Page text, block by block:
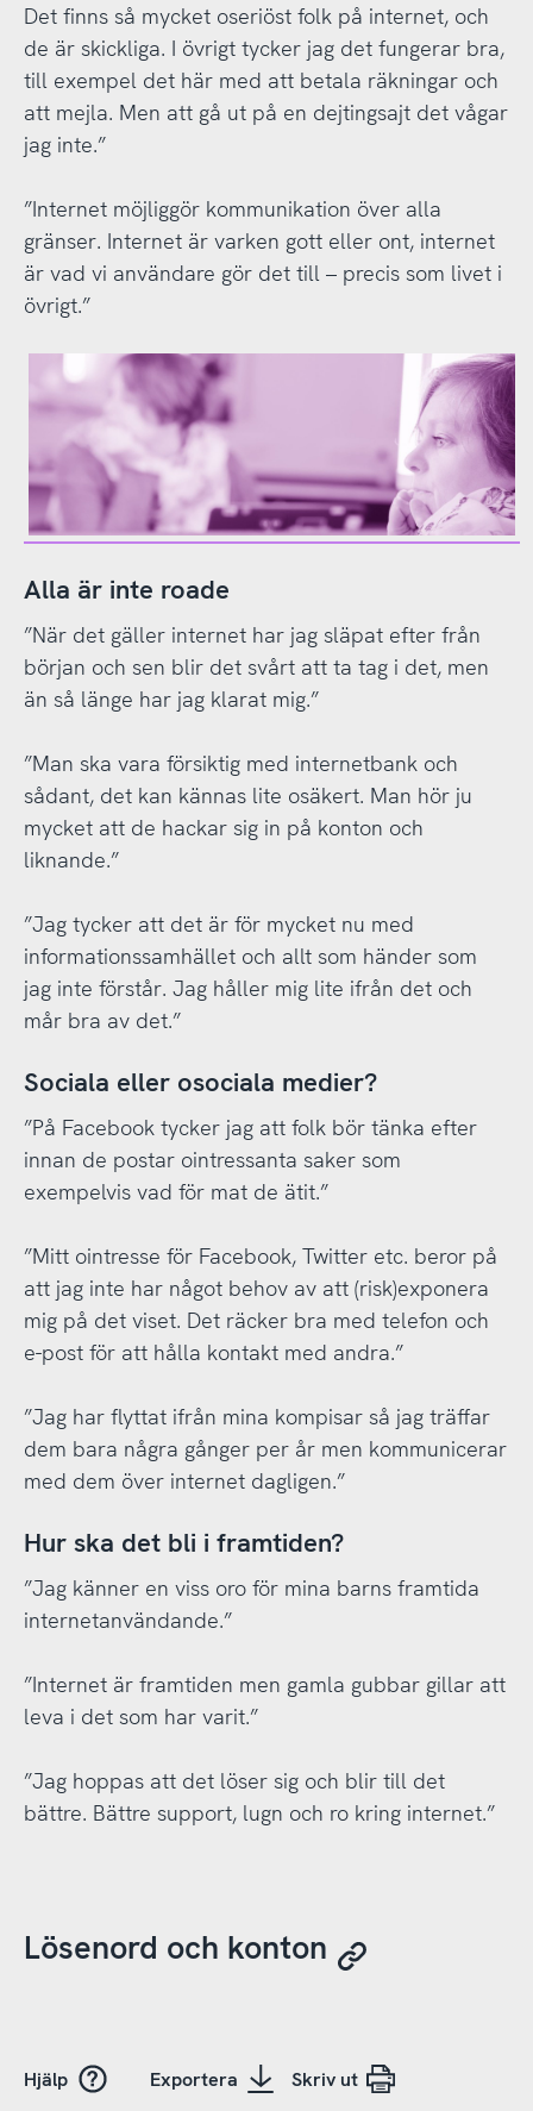
Det finns så mycket oseriöst folk på internet, och
de är skickliga. I övrigt tycker jag det fungerar bra,
till exempel det här med att betala räkningar och
att mejla. Men att gå ut på en dejtingsajt det vågar
jag inte.”
”Internet möjliggör kommunikation över alla
gränser. Internet är varken gott eller ont, internet
är vad vi användare gör det till – precis som livet i
övrigt.”
Alla är inte roade
”När det gäller internet har jag släpat efter från
början och sen blir det svårt att ta tag i det, men
än så länge har jag klarat mig.”
”Man ska vara försiktig med internetbank och
sådant, det kan kännas lite osäkert. Man hör ju
mycket att de hackar sig in på konton och
liknande.”
”Jag tycker att det är för mycket nu med
informationssamhället och allt som händer som
jag inte förstår. Jag håller mig lite ifrån det och
mår bra av det.”
Sociala eller osociala medier?
”På Facebook tycker jag att folk bör tänka efter
innan de postar ointressanta saker som
exempelvis vad för mat de ätit.”
”Mitt ointresse för Facebook, Twitter etc. beror på
att jag inte har något behov av att (risk)exponera
mig på det viset. Det räcker bra med telefon och
e-post för att hålla kontakt med andra.”
”Jag har flyttat ifrån mina kompisar så jag träffar
dem bara några gånger per år men kommunicerar
med dem över internet dagligen.”
Hur ska det bli i framtiden?
”Jag känner en viss oro för mina barns framtida
internetanvändande.”
”Internet är framtiden men gamla gubbar gillar att
leva i det som har varit.”
”Jag hoppas att det löser sig och blir till det
bättre. Bättre support, lugn och ro kring internet.”
Lösenord och konton
Hjälp Exportera Skriv ut